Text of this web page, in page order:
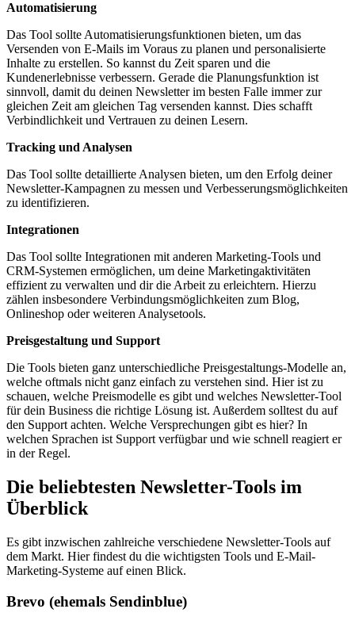
Automatisierung
Das Tool sollte Automatisierungsfunktionen bieten, um das
Versenden von E-Mails im Voraus zu planen und personalisierte
Inhalte zu erstellen. So kannst du Zeit sparen und die
Kundenerlebnisse verbessern. Gerade die Planungsfunktion ist
sinnvoll, damit du deinen Newsletter im besten Falle immer zur
gleichen Zeit am gleichen Tag versenden kannst. Dies schafft
Verbindlichkeit und Vertrauen zu deinen Lesern.
Tracking und Analysen
Das Tool sollte detaillierte Analysen bieten, um den Erfolg deiner
Newsletter-Kampagnen zu messen und Verbesserungsmöglichkeiten
zu identifizieren.
Integrationen
Das Tool sollte Integrationen mit anderen Marketing-Tools und
CRM-Systemen ermöglichen, um deine Marketingaktivitäten
effizient zu verwalten und dir die Arbeit zu erleichtern. Hierzu
zählen insbesondere Verbindungsmöglichkeiten zum Blog,
Onlineshop oder weiteren Analysetools.
Preisgestaltung und Support
Die Tools bieten ganz unterschiedliche Preisgestaltungs-Modelle an,
welche oftmals nicht ganz einfach zu verstehen sind. Hier ist zu
schauen, welche Preismodelle es gibt und welches Newsletter-Tool
für dein Business die richtige Lösung ist. Außerdem solltest du auf
den Support achten. Welche Versprechungen gibt es hier? In
welchen Sprachen ist Support verfügbar und wie schnell reagiert er
in der Regel.
Die beliebtesten Newsletter-Tools im
Überblick
Es gibt inzwischen zahlreiche verschiedene Newsletter-Tools auf
dem Markt. Hier findest du die wichtigsten Tools und E-Mail-
Marketing-Systeme auf einen Blick.
Brevo (ehemals Sendinblue)